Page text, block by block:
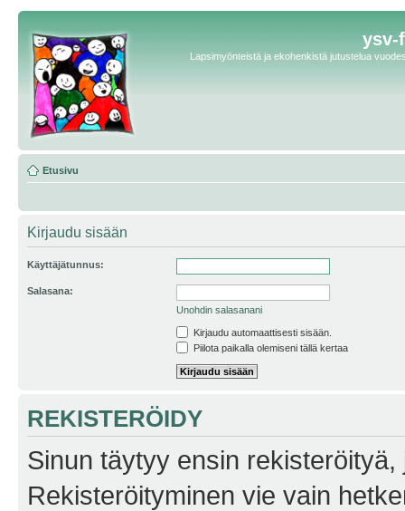
ysv-
Lapsimyönteistä ja ekohenkistä jutustelua
Etusivu
Kirjaudu sisään
Käyttäjätunnus:
Salasana:
Unohdin salasanani
Kirjaudu automaattisesti sisään.
Piilota paikalla olemiseni tällä kertaa
REKISTERÖIDY
Sinun täytyy ensin
Rekisteröityminen vie vain